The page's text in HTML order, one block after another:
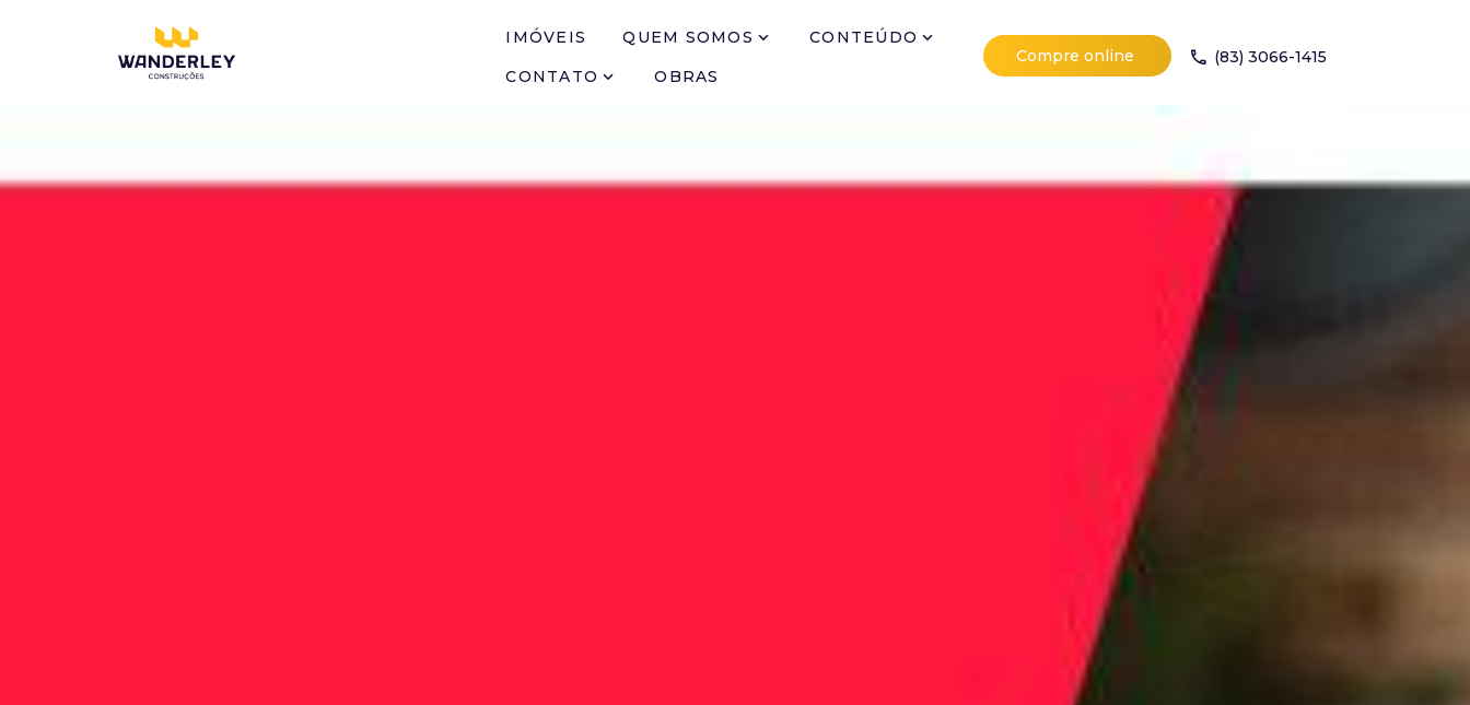
IMÓVEIS QUEM SOMOS
CONTEÚDO
CONTATO
OBRAS
Compre online (83) 3066-1415
Compre online